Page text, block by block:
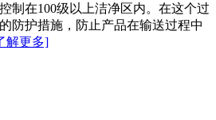
制在100级以上洁净区内。在这个过
防护措施，防止产品在输送过程中
解更多]